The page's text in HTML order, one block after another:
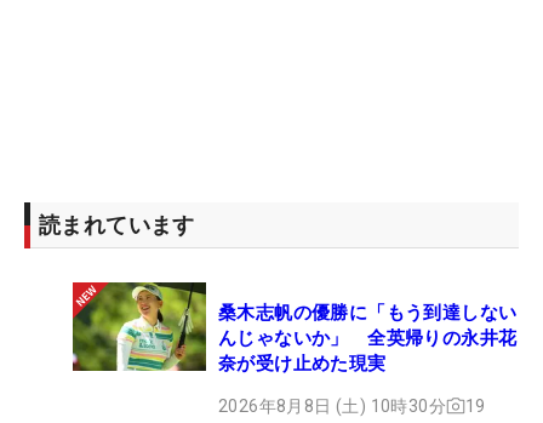
読まれています
桑木志帆の優勝に「もう到達しない
んじゃないか」 全英帰りの永井花
奈が受け止めた現実
2026年8月8日 (土) 10時30分 19